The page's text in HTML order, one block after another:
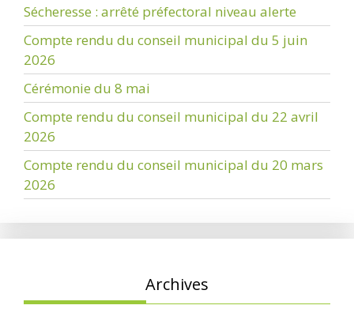
Sécheresse : arrêté préfectoral niveau alerte
Compte rendu du conseil municipal du 5 juin
2026
Cérémonie du 8 mai
Compte rendu du conseil municipal du 22 avril
2026
Compte rendu du conseil municipal du 20 mars
2026
Archives